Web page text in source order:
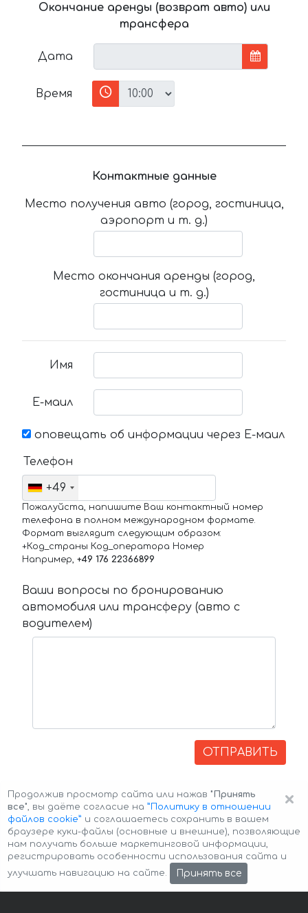
Окончание аренды (возврат авто) или
трансфера
Дата
Время
Контактные данные
Место получения авто (город, гостиница,
аэропорт и т. д.)
Место окончания аренды (город,
гостиница и т. д.)
Имя
Е-маил
оповещать об информации через Е-маил
Телефон
+49
Пожалуйста, напишите Ваш контактный номер
телефона в полном международном формате.
Формат выглядит следующим образом:
+Код_страны Код_оператора Номер
Например, +49 176 22366899
Ваши вопросы по бронированию
автомобиля или трансферу (авто с
водителем)
ОТПРАВИТЬ
Авторские права © 2026 Авто-Аренда Cookie Policy
×
Продолжив просмотр сайта или нажав "Принять
все", вы даёте согласие на ”Политику в отношении
файлов cookie” и соглашаетесь сохранить в вашем
браузере куки-файлы (основные и внешние), позволяющие
нам получать больше маркетинговой информации,
регистрировать особенности использования сайта и
улучшать навигацию на сайте.
Принять все